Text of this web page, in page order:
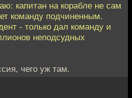
капитан на корабле не сам
команду подчиненным.
- только дал команду и
неподсудных
чего уж там.